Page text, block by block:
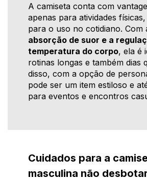
A camiseta conta com
apenas para atividades
para o uso no cotidiano. Com
absorção de suor e a
temperatura do corpo, ela é
rotinas longas e também dias
disso, com a opção de
pode ser um item estiloso e
para eventos e encontros
Cuidados para a
masculina não